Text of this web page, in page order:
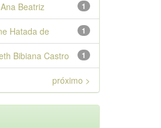
1
Beatriz
1
Hatada de
1
Bibiana Castro
próximo >